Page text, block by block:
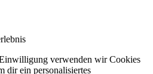
verwenden wir Cookies
dir ein personalisiertes